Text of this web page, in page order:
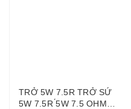
TRỞ 5W 7.5R TRỞ SỨ
5W 7.5R ́5W 7.5 OHM